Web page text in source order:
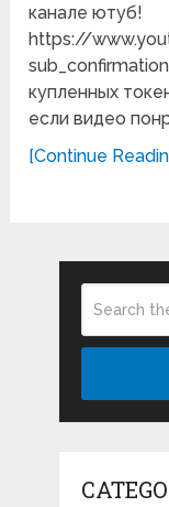
канале ютуб!
https://
купленных
если видео
[Continue